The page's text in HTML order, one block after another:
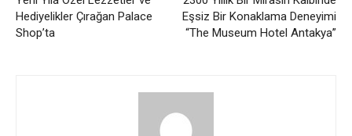
Hediyelikler Çırağan Palace
Shop’ta
Eşsiz Bir Konaklama Deneyimi
“The Museum Hotel Antakya”